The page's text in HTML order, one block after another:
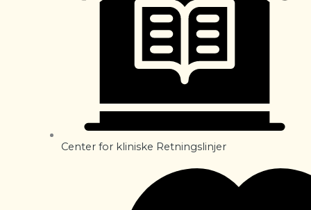
Center for kliniske Retningslinjer